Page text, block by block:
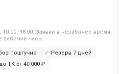
Заявки в нерабочее время
рабочие часы.
поштучно
Резерв 7 дней
ТК от 40 000 ₽